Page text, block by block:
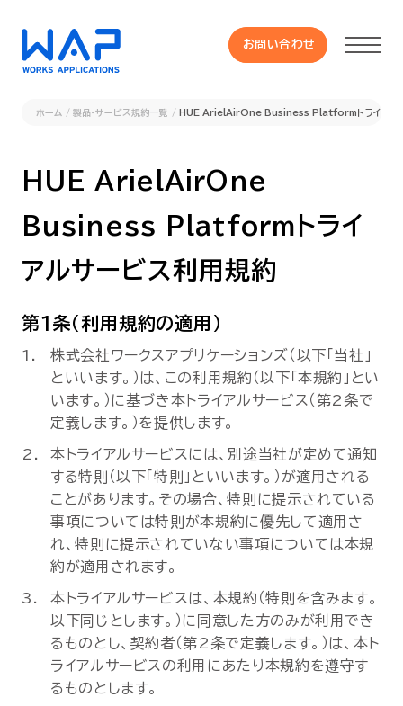
お問い合わせ
事例
セミナー
お役立ち情報
資料ダウンロード
ホーム 製品・サービス規約一覧 HUE ArielAirOne Business Platformトライアルサ
HUE ArielAirOne
Business Platform トライ
アルサービス利用規約
第1条（利用規約の適用）
株式会社ワークスアプリケーションズ（以下「当社」
といいます。）は、この利用規約（以下「本規約」とい
います。）に基づき本トライアルサービス（第2条で
定義します。）を提供します。
本トライアルサービスには、別途当社が定めて通知
する特則（以下「特則」といいます。）が適用される
ことがあります。その場合、特則に提示されている
事項については特則が本規約に優先して適用さ
れ、特則に提示されていない事項については本規
約が適用されます。
本トライアルサービスは、本規約（特則を含みます。
以下同じとします。）に同意した方のみが利用でき
るものとし、契約者（第2条で定義します。）は、本ト
ライアルサービスの利用にあたり本規約を遵守す
るものとします。
お問い合わせ